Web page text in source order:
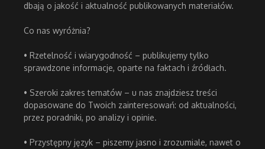
dbają o jakość i aktualność publikowanych materiałów.
Co nas wyróżnia?
• Rzetelność i wiarygodność – publikujemy tylko
sprawdzone informacje, oparte na faktach i źródłach.
• Szeroki zakres tematów – u nas znajdziesz treści
dopasowane do Twoich zainteresowań: od aktualności,
przez poradniki, po analizy i opinie.
• Przystępny język – piszemy jasno i zrozumiale, nawet o